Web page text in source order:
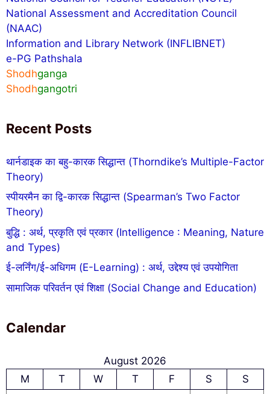
National Assessment and Accreditation Council
(NAAC)
Information and Library Network (INFLIBNET)
e-PG Pathshala
Shodhganga
Shodhgangotri
Recent Posts
थार्नडाइक का बहु-कारक सिद्धान्त (Thorndike’s Multiple-Factor
Theory)
स्पीयरमैन का द्वि-कारक सिद्धान्त (Spearman’s Two Factor
Theory)
बुद्धि : अर्थ, प्रकृति एवं प्रकार (Intelligence : Meaning, Nature
and Types)
ई-लर्निंग/ई-अधिगम (E-Learning) : अर्थ, उद्देश्य एवं उपयोगिता
सामाजिक परिवर्तन एवं शिक्षा (Social Change and Education)
Calendar
August 2026
M
T W T F S
S